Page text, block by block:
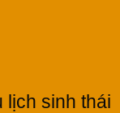
lịch sinh thái